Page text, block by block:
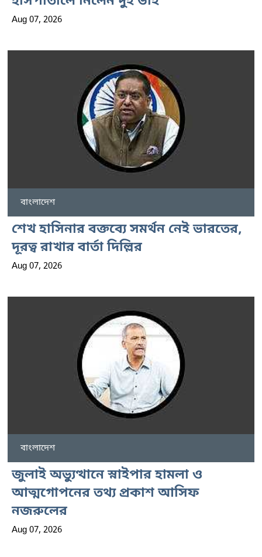
Aug 07, 2026
বাংলাদেশ
শেখ হাসিনার বক্তব্যে সমর্থন নেই ভারতের,
দূরত্ব রাখার বার্তা দিল্লির
Aug 07, 2026
বাংলাদেশ
জুলাই অভ্যুত্থানে স্নাইপার হামলা ও
আত্মগোপনের তথ্য প্রকাশ আসিফ
নজরুলের
Aug 07, 2026